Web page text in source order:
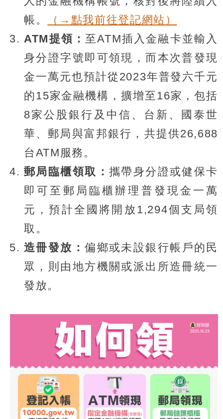
帳。
（→點我前往登記網站）
ATM提領： 至ATM插入金融卡並輸入
身分證字號即可領現，而本次普發現
金一萬元也預計從2023年普發六千元
的15家金融機構，擴增至16家，包括
8家公股銀行及中信、台新、國泰世
華、郵局與富邦銀行，共提供26,688
台ATM服務。
郵局臨櫃領取： 攜帶身分證或健保卡
即可至郵局臨櫃辦理普發現金一萬
元，預計全國將開放1,294個支局領
取。
造冊發放：偏鄉或未設銀行帳戶的民
眾，則由地方機關或派出所造冊統一
發放。